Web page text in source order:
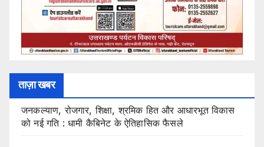
ताज़ा खबर
जनकल्याण, रोजगार, शिक्षा, श्रमिक हित और आधारभूत विकास
को नई गति : धामी कैबिनेट के ऐतिहासिक फैसले